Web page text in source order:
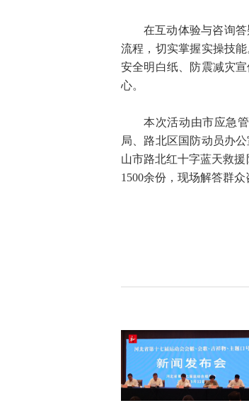
在互动体验与咨询
流程，切实掌握实操技
安全明白纸、防震减灾
心。
本次活动由市应急
局、路北区国防动员办
山市路北红十字蓝天救
1500余份，现场解答群众